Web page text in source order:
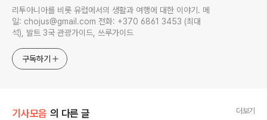
리투아니아를 비롯 유럽에서의 생활과 여행에 대한 이야기. 메
일: chojus@gmail.com 전화: +370 6861 3453 (최대
석), 발트 3국 관광가이드, 쓰루가이드
구독하기
기사모음 의 다른 글 더보기